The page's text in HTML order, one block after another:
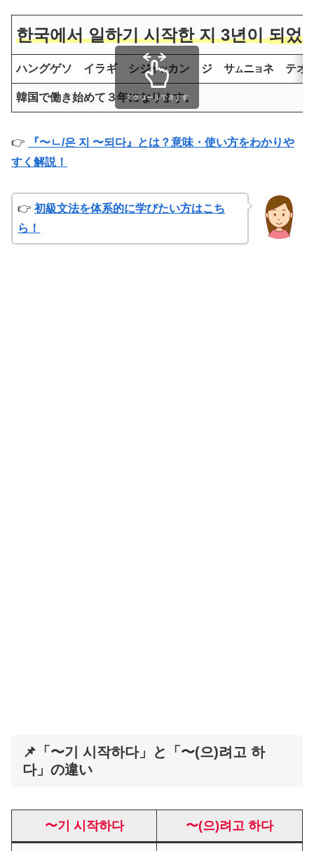
한국에서 일하기 시작한 지 3년이되었
ハングゲソ イラギ シジヤツカン ジ サムニヨネ テオ
韓国で働き始めて３年になります。
スクロールできます
👉
『〜ㄴ/은 지 〜되다』とは？意味・使い方をわかりや
すく解説！
👉 初級文法を体系的に学びたい方はこち
ら！
📌「〜기 시작하다」と「〜(으)려고 하
다」の違い
〜기 시작하다 〜(으)려고 하다